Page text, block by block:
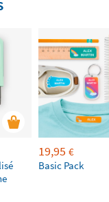
19,95 €
Basic Pack